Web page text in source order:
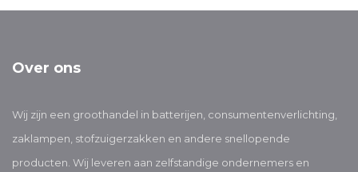
Over ons
Wij zijn een groothandel in batterijen, consumentenverlichting,
zaklampen, stofzuigerzakken en andere snellopende
producten. Wij leveren aan zelfstandige ondernemers en